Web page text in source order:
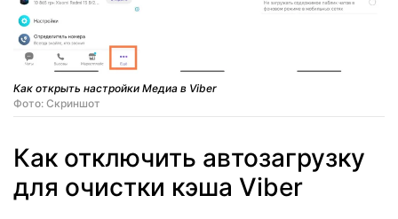
Как открыть настройки Медиа в Viber
Фото: Скриншот
Как отключить автозагрузку
для очистки кэша Viber